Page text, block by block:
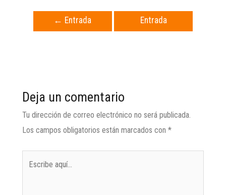
← Entrada
Entrada
Deja un comentario
Tu dirección de correo electrónico no será publicada.
Los campos obligatorios están marcados con *